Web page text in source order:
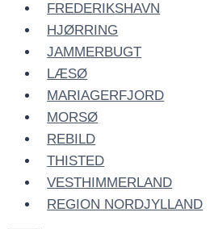
FREDERIKSHAVN
HJØRRING
JAMMERBUGT
LÆSØ
MARIAGERFJORD
MORSØ
REBILD
THISTED
VESTHIMMERLAND
REGION NORDJYLLAND